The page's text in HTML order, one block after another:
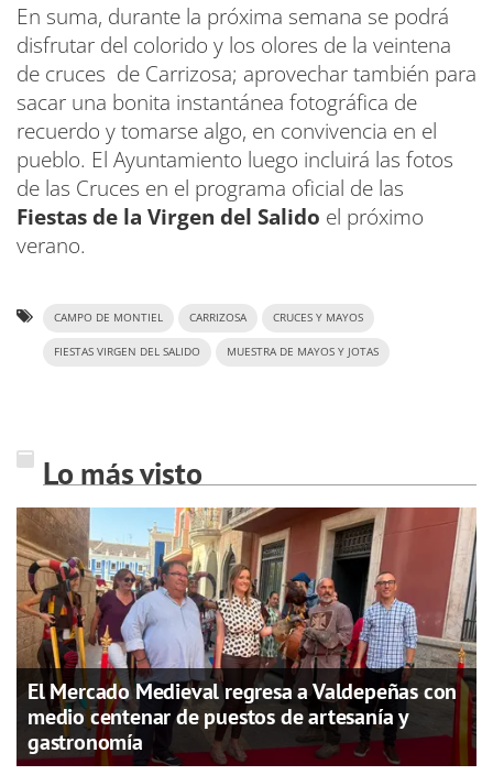
En suma, durante la próxima semana se podrá
disfrutar del colorido y los olores de la veintena
de cruces de Carrizosa; aprovechar también para
sacar una bonita instantánea fotográfica de
recuerdo y tomarse algo, en convivencia en el
pueblo. El Ayuntamiento luego incluirá las fotos
de las Cruces en el programa oficial de las
Fiestas de la Virgen del Salido el próximo
verano.
CAMPO DE MONTIEL CARRIZOSA CRUCES Y MAYOS
FIESTAS VIRGEN DEL SALIDO MUESTRA DE MAYOS Y JOTAS
Lo más visto
El Mercado Medieval regresa a Valdepeñas con
medio centenar de puestos de artesanía y
gastronomía